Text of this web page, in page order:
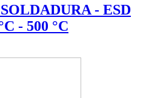
- ESD
- 500 °C